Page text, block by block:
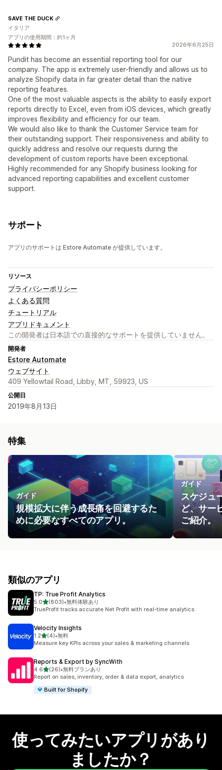
2026年6月25日
Pundit has become an essential reporting tool for our
company. The app is extremely user-friendly and allows us to
analyze Shopify data in far greater detail than the native
reporting features.
One of the most valuable aspects is the ability to easily export
reports directly to Excel, even from iOS devices, which greatly
improves flexibility and efficiency for our team.
We would also like to thank the Customer Service team for
their outstanding support. Their responsiveness and ability to
quickly address and resolve our requests during the
development of custom reports have been exceptional.
Highly recommended for any Shopify business looking for
advanced reporting capabilities and excellent customer
support.
SAVE THE DUCK
イタリア
アプリの使用期間：約1ヶ月
サポート
アプリのサポートは Estore Automate が提供しています。
リソース
プライバシーポリシー
よくある質問
チュートリアル
アプリドキュメント
この開発者は日本語での直接的なサポートを提供していません。
開発者
Estore Automate
ウェブサイト
409 Yellowtail Road, Libby, MT, 59923, US
公開日
2019年8月13日
特集
ガイド
規模拡大に伴う成長痛を回避するた
めに必要なすべてのアプリ。
ガイド
スケジュ
ど、サー
ご紹介。
類似のアプリ
TP: True Profit Analytics
5.05つ星中
(803)
合計レビュー数：803件
•無料体験あり
TrueProfit tracks accurate Net Profit with real-time analytics
Velocity Insights
1.25つ星中
(4)
合計レビュー数：4件
•無料
Measure key KPIs across your sales & marketing channels
Reports & Export by SyncWith
4.65つ星中
(26)
合計レビュー数：26件
•無料プランあり
Report on sales, inventory, order & data export, analytics
Built for Shopify
使ってみたいアプリがあり
ましたか？